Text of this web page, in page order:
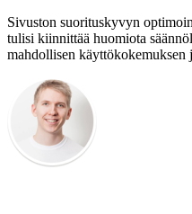
Sivuston suorituskyvyn
tulisi kiinnittää huomiota
mahdollisen käyttökokemuksen